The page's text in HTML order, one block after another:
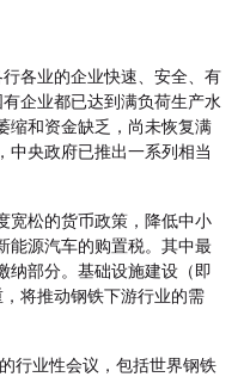
各业的企业快速、安全、有
企业都已达到满负荷生产水
缩和资金缺乏，尚未恢复满
中央政府已推出一系列相当
宽松的货币政策，降低中小
能源汽车的购置税。其中最
纳部分。基础设施建设（即
将推动钢铁下游行业的需
行业性会议，包括世界钢铁